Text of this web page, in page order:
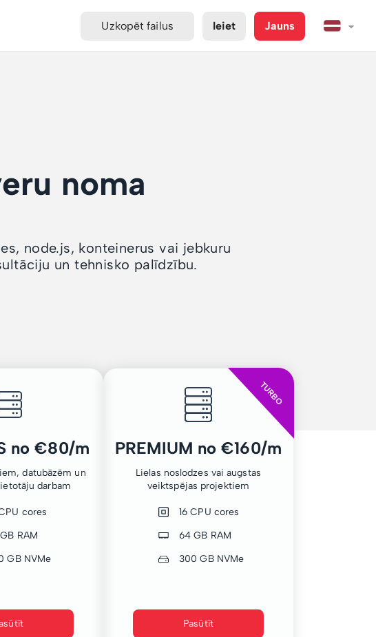
Uzkopēt failus Ieiet Jauns
noma
node.js, konteinerus vai jebkuru
un tehnisko palīdzību.
no €80/m
datubāzēm un
darbam
cores
RAM
GB NVMe
TURBO
PREMIUM no €160/m
Lielas noslodzes vai augstas
veiktspējas projektiem
16 CPU cores
64 GB RAM
300 GB NVMe
Pasūtīt